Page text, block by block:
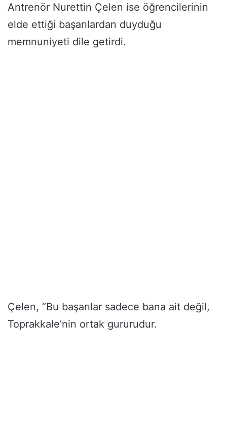
Antrenör Nurettin Çelen ise öğrencilerinin
elde ettiği başarılardan duyduğu
memnuniyeti dile getirdi.
Çelen, “Bu başarılar sadece bana ait değil,
Toprakkale’nin ortak gururudur.